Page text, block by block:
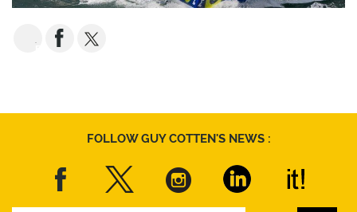
EMAIL
FOLLOW GUY COTTEN'S NEWS :